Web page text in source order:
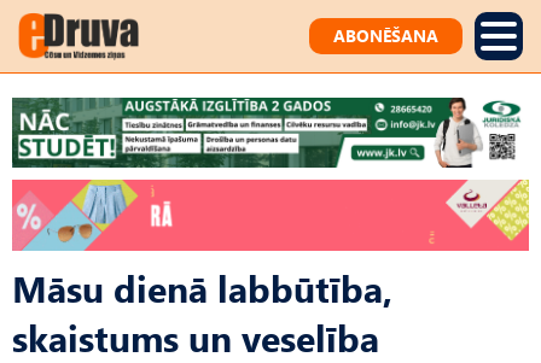
ABONĒŠANA
Māsu dienā labbūtība,
skaistums un veselība